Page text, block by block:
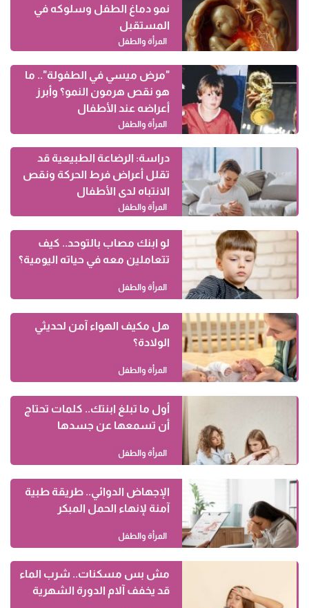
نمو دماغ الطفل وسلوكه في
المستقبل
المرأة والطفل
"مرض ميسي في الطفولة".. ما
هو نقص هرمون النمو؟ وأبرز
أعراضه عند الأطفال
المرأة والطفل
دراسة: الرضاعة الطبيعية قد
تقلل أعراض فرط الحركة ونقص
الانتباه لدى الأطفال
المرأة والطفل
لو ابنك مصاب بالتوحد.. كيف
تتعاملين معه في حياته اليومية؟
المرأة والطفل
هل مكيف الهواء آمن لحديثي
الولادة؟
المرأة والطفل
أول ما تبلغ ابنتك.. كلمات تحتاج
أن تسمعها عن جسدها
المرأة والطفل
الإجهاض الدوائي.. طريقة طبية
آمنة لإنهاء الحمل المبكر
المرأة والطفل
مش بس مسكنات.. شرب الماء
قد يخفف آلام الدورة الشهرية